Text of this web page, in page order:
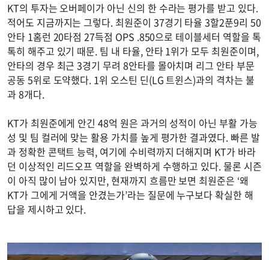
KT의 투자는 오버페이가 아닌 신의 한 수라는 평가를 받고 있다.
적어도 지금까지는 그렇다. 최원준이 37경기 타율 3할2푼9리 50
안타 1홈런 20타점 27득점 OPS .850으로 테이블세터 역할을 톡
톡히 해주고 있기 때문. 팀 내 타율, 안타 1위가 모두 최원준이며,
안타의 경우 최근 3경기 무려 8안타를 몰아치며 리그 안타 부문
공동 5위로 도약했다. 1위 오스틴 딘(LG 트윈스)과의 격차는 불
과 8개다.
KT가 최원준에게 안긴 48억 원은 과거의 성적이 아닌 부활 가능
성 및 팀 컬러에 맞는 활용 가치를 높게 평가한 결과였다. 빠른 발
과 정확한 콘택트 능력, 여기에 수비력까지 더해지며 KT가 바라
던 이상적인 리드오프 역할을 완벽하게 수행하고 있다. 물론 시즌
이 아직 많이 남아 있지만, 현재까지 흐름만 보면 최원준은 ‘왜
KT가 그에게 거액을 안겼는가’라는 질문에 누구보다 확실한 해
답을 제시하고 있다.